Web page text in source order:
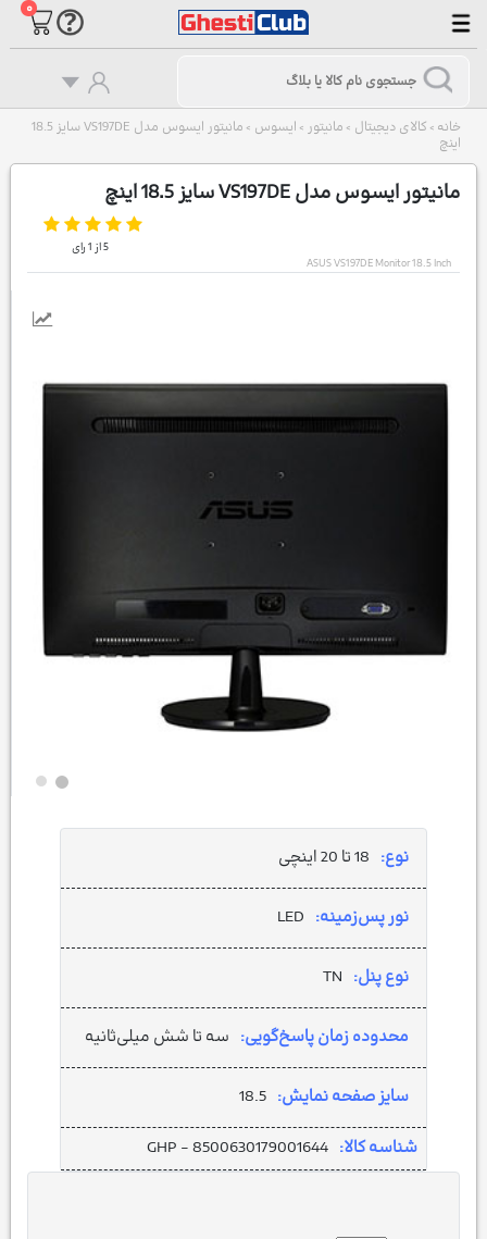
۰
خانه > کالای دیجیتال > مانیتور > ایسوس >
مانیتور ایسوس مدل VS197DE سایز 18.5
اینچ
مانیتور ایسوس مدل VS197DE سایز 18.5 اینچ
5از 1رای
ASUS VS197DE Monitor 18.5 Inch
نوع: 18 تا 20 اینچی
نور پس‌زمینه: LED
نوع پنل: TN
محدوده زمان پاسخ‌گویی: سه تا شش میلی‌ثانیه
سایز صفحه نمایش: 18.5
شناسه کالا: GHP - 8500630179001644